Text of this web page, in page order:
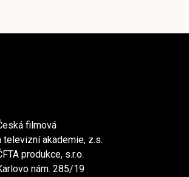
filmová
televizní akademie, z.s.
produkce, s.r.o.
nám. 285/19